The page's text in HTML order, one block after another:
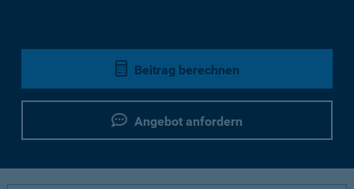
Beitrag berechnen
Angebot anfordern